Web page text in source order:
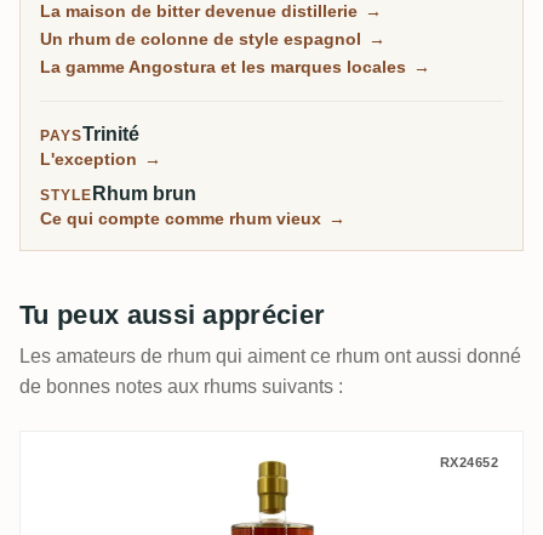
Distillers fait un rhum net, distillé en colonne, de style
espagnol, à l'opposé du funk lourd de la Jamaïque ou
La maison de bitter devenue distillerie →
Un rhum de colonne de style espagnol →
La gamme Angostura et les marques locales →
PAYSTrinité
L'exception →
STYLE Rhum brun
Ce qui compte comme rhum vieux →
Tu peux aussi apprécier
Les amateurs de rhum qui aiment ce rhum ont aussi donné
de bonnes notes aux rhums suivants :
Bielle Rumclub Private Selection Ed. 56
RX24652